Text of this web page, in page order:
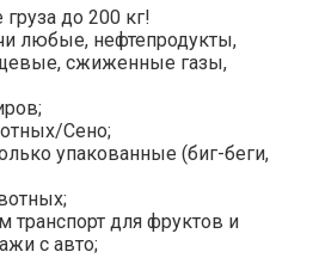
до 200 кг!
любые, нефтепродукты,
сжиженные газы,
Сено;
упакованные (биг-беги,
транспорт для фруктов и
с авто;